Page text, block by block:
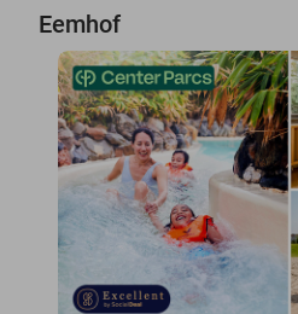
Eemhof